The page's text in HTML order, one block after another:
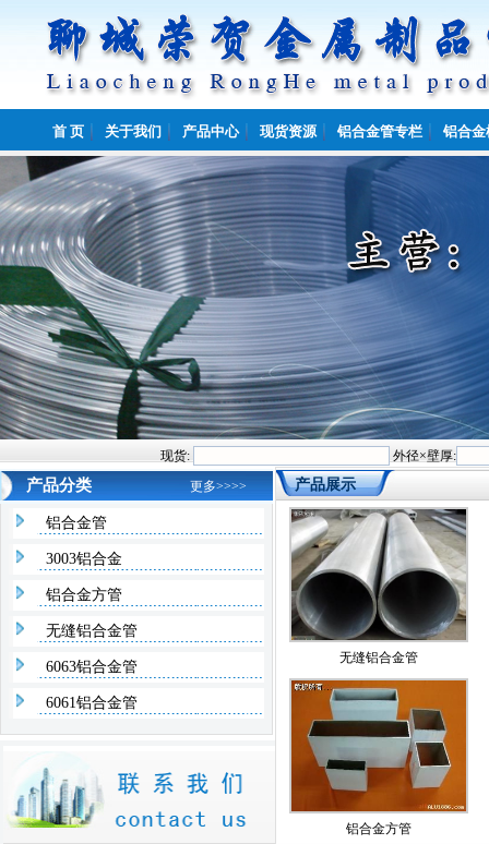
首 页 关于我们 产品中心 现货资源 铝合金管专栏 铝合金
现货: 外径×壁厚:
产品分类 更多>>>>
铝合金管
3003铝合金
铝合金方管
无缝铝合金管
6063铝合金管
6061铝合金管
产品展示
无缝铝合金管
铝合金方管
铝合金管
铝合金管
铝合金管
114*4.5
铝合金管
108*4.5